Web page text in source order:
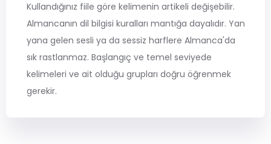
Seviye Tespit Sınavı
Ücretsiz Kaynaklar
Eğitmenlerimiz
Kullandığınız fiile göre kelimenin artikeli değişebilir.
Almancanın dil bilgisi kuralları mantığa dayalıdır. Yan
yana gelen sesli ya da sessiz harflere Almanca'da
sık rastlanmaz. Başlangıç ve temel seviyede
kelimeleri ve ait olduğu grupları doğru öğrenmek
gerekir.